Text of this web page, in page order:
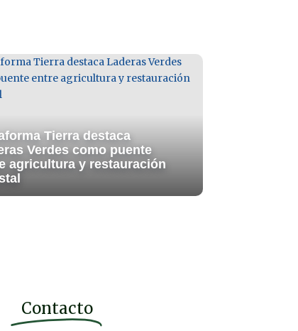
Tierra destaca
Verdes como puente
agricultura y restauración
Contacto